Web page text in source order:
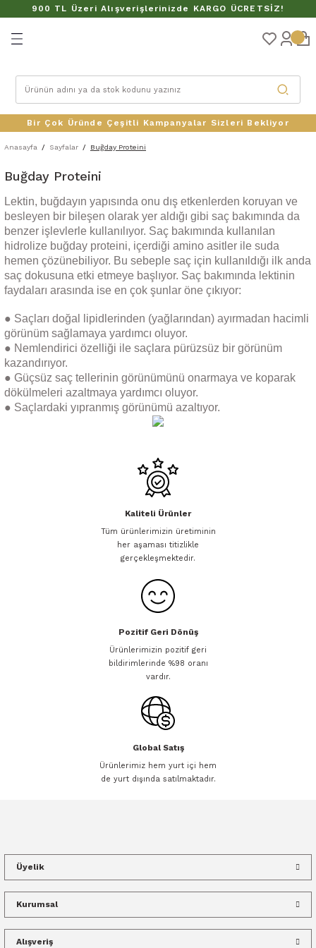
900 TL Üzeri Alışverişlerinizde KARGO ÜCRETSİZ!
Geri Dön
Bir Çok Üründe Çeşitli Kampanyalar Sizleri Bekliyor
Anasayfa Sayfalar Buğday Proteini
Buğday Proteini
Lektin, buğdayın yapısında onu dış etkenlerden koruyan ve
besleyen bir bileşen olarak yer aldığı gibi saç bakımında da
benzer işlevlerle kullanılıyor. Saç bakımında kullanılan
hidrolize buğday proteini, içerdiği amino asitler ile suda
hemen çözünebiliyor. Bu sebeple saç için kullanıldığı ilk anda
saç dokusuna etki etmeye başlıyor. Saç bakımında lektinin
faydaları arasında ise en çok şunlar öne çıkıyor:
● Saçları doğal lipidlerinden (yağlarından) ayırmadan hacimli
görünüm sağlamaya yardımcı oluyor.
● Nemlendirici özelliği ile saçlara pürüzsüz bir görünüm
kazandırıyor.
● Güçsüz saç tellerinin görünümünü onarmaya ve koparak
dökülmeleri azaltmaya yardımcı oluyor.
● Saçlardaki yıpranmış görünümü azaltıyor.
Kaliteli Ürünler
Tüm ürünlerimizin üretiminin
her aşaması titizlikle
gerçekleşmektedir.
Pozitif Geri Dönüş
Ürünlerimizin pozitif geri
bildirimlerinde %98 oranı
vardır.
Global Satış
Ürünlerimiz hem yurt içi hem
de yurt dışında satılmaktadır.
Üyelik
Kurumsal
Alışveriş